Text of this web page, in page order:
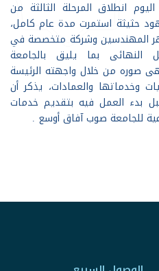
انطلاق المرحلة الثالثة من
حثيثة استمرت مدة عام كامل،
المهندسين وشركة متخصصة في
بما يليق بالجامعة
صوره من خلال واجهته الرئيسة
وخدماتها والعمادات، يذكر أن
بدء العمل فيه بتقديم خدمات
للجامعة صوب آفاق أوسع .